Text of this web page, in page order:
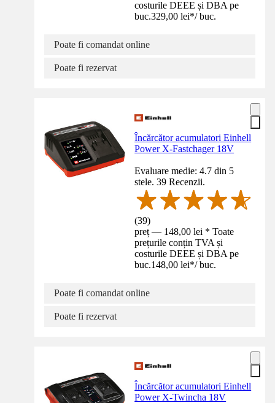
costurile DEEE și DBA pe
buc.329,00 lei*/ buc.
Poate fi comandat online
Poate fi rezervat
Încărcător acumulatori Einhell
Power X-Fastchager 18V
Evaluare medie: 4.7 din 5
stele. 39 Recenzii.
(39)
preț — 148,00 lei * Toate
prețurile conțin TVA și
costurile DEEE și DBA pe
buc.148,00 lei*/ buc.
Poate fi comandat online
Poate fi rezervat
Încărcător acumulatori Einhell
Power X-Twincha 18V